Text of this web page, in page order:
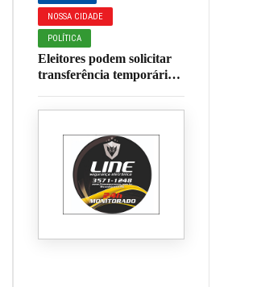
NOSSA CIDADE
POLÍTICA
Eleitores podem solicitar
transferência temporária
de agosto